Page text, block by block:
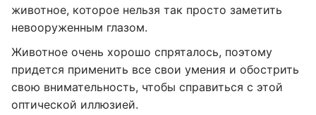
животное, которое нельзя так просто заметить
невооруженным глазом.
Животное очень хорошо спряталось, поэтому
придется применить все свои умения и обострить
свою внимательность, чтобы справиться с этой
оптической иллюзией.